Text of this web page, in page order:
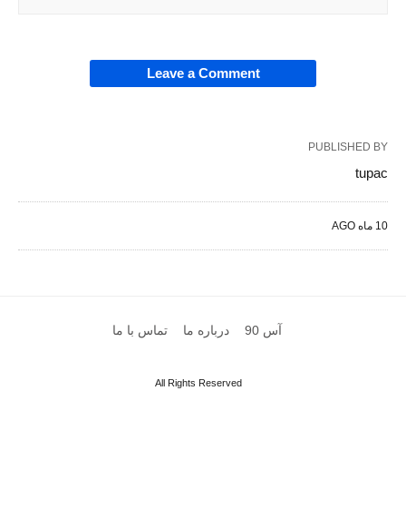
Leave a Comment
PUBLISHED BY
tupac
10 ماه AGO
آس 90 درباره ما تماس با ما
All Rights Reserved